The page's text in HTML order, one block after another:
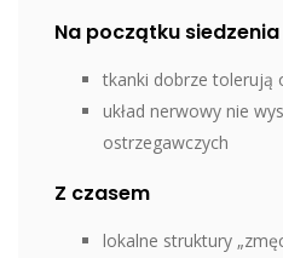
Na początku siedzenia
tkanki dobrze tolerują
układ nerwowy nie
ostrzegawczych
Z czasem
lokalne struktury